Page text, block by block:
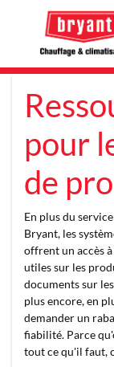
pour
de
En plus du
Bryant, les
offrent un accès
utiles sur les
documents sur
plus encore, en
demander un
fiabilité. Parce
tout ce qu'il faut,